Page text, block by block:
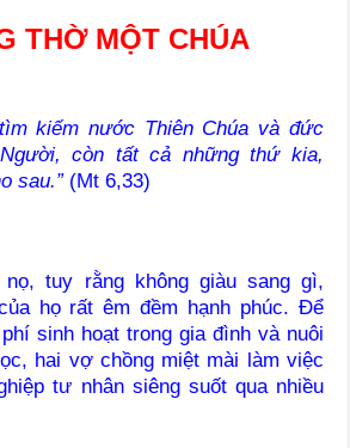
THỜ MỘT CHÚA
kiếm nước Thiên Chúa và đức
còn tất cả những thứ kia,
sau.”(Mt 6,33)
tuy rằng không giàu sang gì,
họ rất êm đềm hạnh phúc. Để
sinh hoạt trong gia đình và nuôi
hai vợ chồng miệt mài làm việc
tư nhân siêng suốt qua nhiều